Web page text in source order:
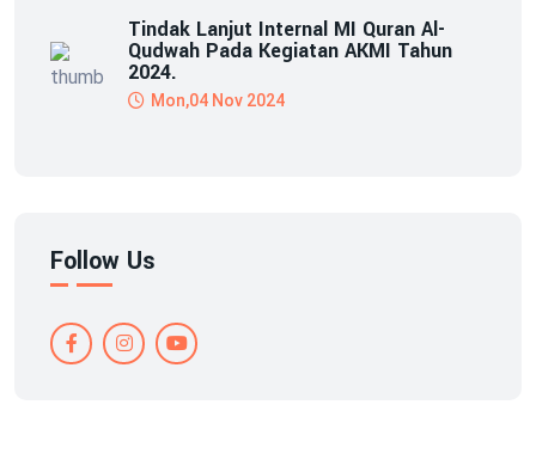
Tindak Lanjut Internal MI Quran Al-
Qudwah Pada Kegiatan AKMI Tahun
2024.
Mon,04 Nov 2024
Follow Us